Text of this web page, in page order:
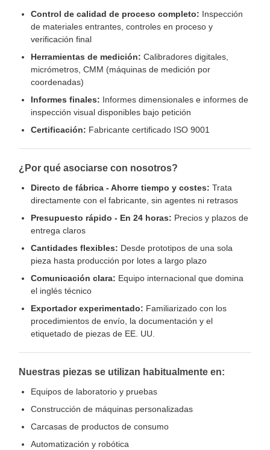
Control de calidad de proceso completo: Inspección
de materiales entrantes, controles en proceso y
verificación final
Herramientas de medición: Calibradores digitales,
micrómetros, CMM (máquinas de medición por
coordenadas)
Informes finales: Informes dimensionales e informes de
inspección visual disponibles bajo petición
Certificación: Fabricante certificado ISO 9001
¿Por qué asociarse con nosotros?
Directo de fábrica - Ahorre tiempo y costes: Trata
directamente con el fabricante, sin agentes ni retrasos
Presupuesto rápido - En 24 horas: Precios y plazos de
entrega claros
Cantidades flexibles: Desde prototipos de una sola
pieza hasta producción por lotes a largo plazo
Comunicación clara: Equipo internacional que domina
el inglés técnico
Exportador experimentado: Familiarizado con los
procedimientos de envío, la documentación y el
etiquetado de piezas de EE. UU.
Nuestras piezas se utilizan habitualmente en:
Equipos de laboratorio y pruebas
Construcción de máquinas personalizadas
Carcasas de productos de consumo
Automatización y robótica